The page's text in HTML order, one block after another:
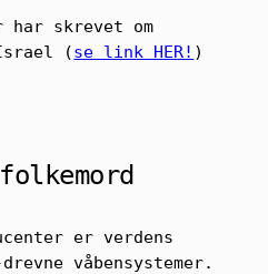
har skrevet om
(se link HER! )
er verdens
våbensystemer.